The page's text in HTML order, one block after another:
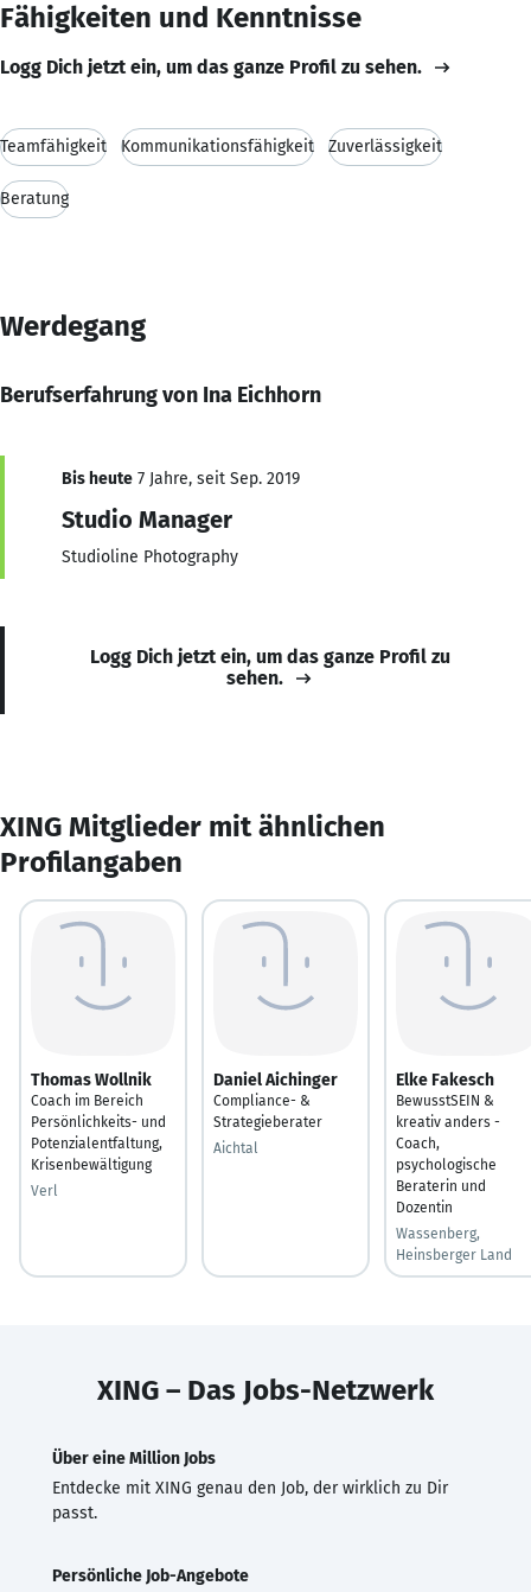
Fähigkeiten und Kenntnisse
Logg Dich jetzt ein, um das ganze Profil zu sehen.
Teamfähigkeit Kommunikationsfähigkeit Zuverlässigkeit
Beratung
Werdegang
Berufserfahrung von Ina Eichhorn
Bis heute 7 Jahre, seit Sep. 2019
Studio Manager
Studioline Photography
Logg Dich jetzt ein, um das ganze Profil zu
sehen.
XING Mitglieder mit ähnlichen
Profilangaben
Thomas Wollnik
Coach im Bereich
Persönlichkeits- und
Potenzialentfaltung,
Krisenbewältigung
Verl
Daniel Aichinger
Compliance- &
Strategieberater
Aichtal
Elke Fakesch
BewusstSEIN &
kreativ anders -
Coach,
psychologische
Beraterin und
Dozentin
Wassenberg,
Heinsberger Land
XING – Das Jobs-Netzwerk
Über eine Million Jobs
Entdecke mit XING genau den Job, der wirklich zu Dir
passt.
Persönliche Job-Angebote